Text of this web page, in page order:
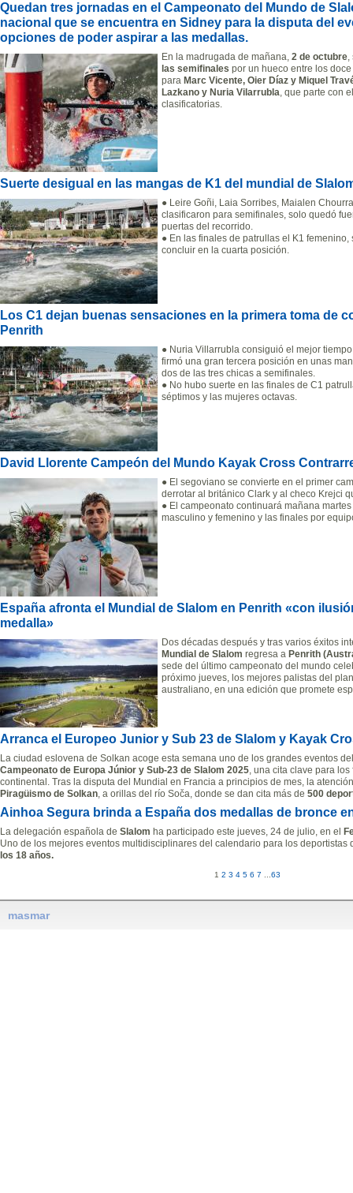
Quedan tres jornadas en el Campeonato del Mundo de
nacional que se encuentra en Sidney para la disputa del
opciones de poder aspirar a las medallas.
En la madrugada de mañana, 2 de octubre,
las semifinales por un hueco entre los
para Marc Vicente, Oier Díaz y Miquel
Lazkano y Nuria Vilarrubla, que parte con
clasificatorias.
Suerte desigual en las mangas de K1 del mundial de
● Leire Goñi, Laia Sorribes, Maialen
clasificaron para semifinales, solo quedó
puertas del recorrido.
● En las finales de patrullas el K1
concluir en la cuarta posición.
Los C1 dejan buenas sensaciones en la primera toma de
Penrith
● Nuria Villarrubla consiguió el mejor
firmó una gran tercera posición en unas
dos de las tres chicas a semifinales.
● No hubo suerte en las finales de C1
séptimos y las mujeres octavas.
David Llorente Campeón del Mundo Kayak Cross
● El segoviano se convierte en el primer
derrotar al británico Clark y al checo Krejci
● El campeonato continuará mañana
masculino y femenino y las finales por
España afronta el Mundial de Slalom en Penrith «con
medalla»
Dos décadas después y tras varios éxitos
Mundial de Slalom regresa a Penrith
sede del último campeonato del mundo
próximo jueves, los mejores palistas del
australiano, en una edición que promete
Arranca el Europeo Junior y Sub 23 de Slalom y Kayak
La ciudad eslovena de Solkan acoge esta semana uno de los grandes eventos
Campeonato de Europa Júnior y Sub-23 de Slalom 2025, una cita clave para
continental. Tras la disputa del Mundial en Francia a principios de mes, la
Piragüismo de Solkan, a orillas del río Soča, donde se dan cita más de 500
Ainhoa Segura brinda a España dos medallas de bronce
La delegación española de Slalom ha participado este jueves, 24 de julio, en el
Uno de los mejores eventos multidisciplinares del calendario para los deportistas
los 18 años.
1 2 3 4 5 6 7 63
masmar